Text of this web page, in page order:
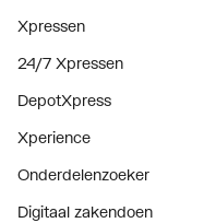
Xpressen
24/7 Xpressen
DepotXpress
Xperience
Onderdelenzoeker
Digitaal zakendoen